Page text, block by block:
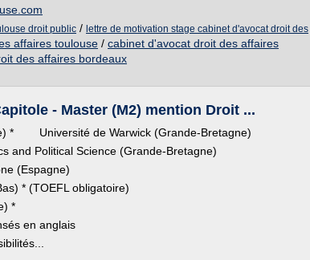
droit public / lettre de motivation stage cabinet d'avocat droit des
affaires toulouse / cabinet d'avocat droit des affaires
des affaires bordeaux
- Master (M2) mention Droit ...
* Université de Warwick (Grande-Bretagne)
and Political Science (Grande-Bretagne)
(Espagne)
* (TOEFL obligatoire)
*
en anglais